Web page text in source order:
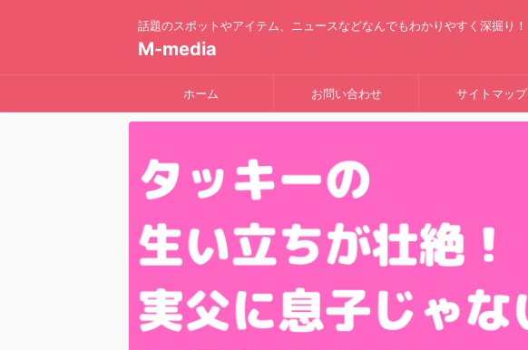
話題のスポットやアイテム、ニュースなどなんでもわかりやすく深掘り！
M-media
ホーム お問い合わせ サイトマップ